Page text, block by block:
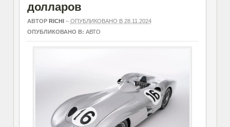
долларов
АВТОР RICHI– ОПУБЛИКОВАНО В 28.11.2024
ОПУБЛИКОВАНО В: АВТО